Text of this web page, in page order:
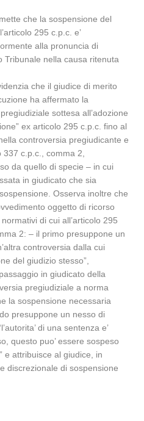
che la sospensione del
295 c.p.c. e’
alla pronuncia di
Tribunale nella causa ritenuta
che il giudice di merito
ha affermato la
sottesa all’adozione
ex articolo 295 c.p.c. fino al
controversia pregiudicante e
337 c.p.c., comma 2,
da quello di specie – in cui
in giudicato che sia
Osserva inoltre che
oggetto di ricorso
di cui all’articolo 295
2: – il primo presuppone un
controversia dalla cui
del giudizio stesso”,
in giudicato della
pregiudiziale a norma
la sospensione necessaria
presuppone un nesso di
di una sentenza e’
questo puo’ essere sospeso
e attribuisce al giudice, in
discrezionale di sospensione